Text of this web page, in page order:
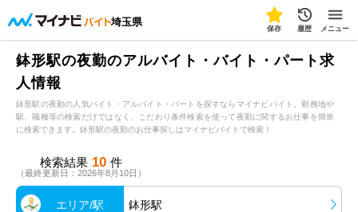
埼玉県
保存 履歴 メニュー
鉢形駅の夜勤のアルバイト・バイト・パート求
人情報
鉢形駅の夜勤の人気バイト・アルバイト・パートを探すならマイナビバイト。勤務地や
駅、職種等の検索だけではなく、こだわり条件検索を使って夜勤に関するお仕事を簡単
に検索できます。鉢形駅の夜勤のお仕事探しはマイナビバイトで検索！
検索結果 10 件
（最終更新日：2026年8月10日）
エリア/駅 鉢形駅